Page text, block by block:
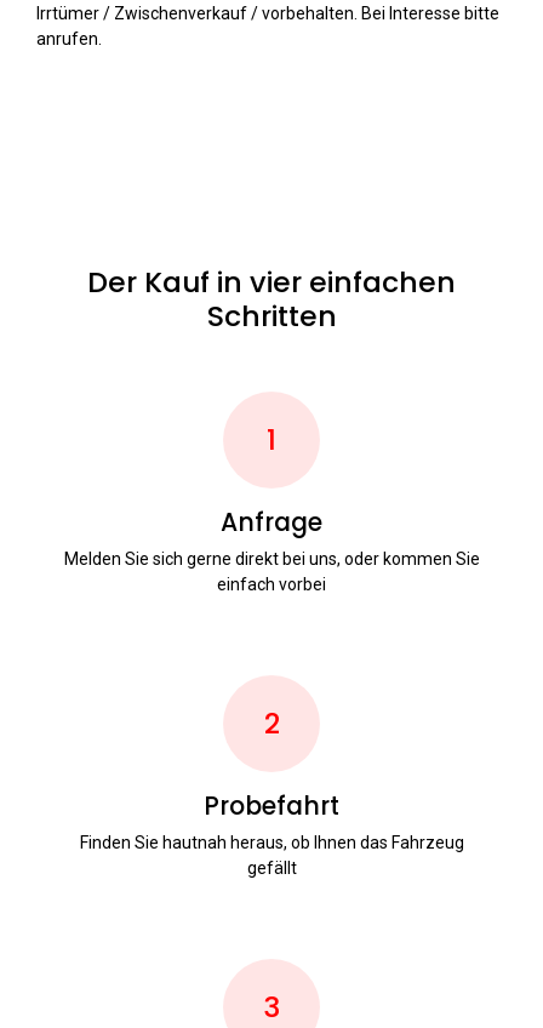
Irrtümer / Zwischenverkauf / vorbehalten. Bei Interesse bitte
anrufen.
Der Kauf in vier einfachen
Schritten
1
Anfrage
Melden Sie sich gerne direkt bei uns, oder kommen Sie
einfach vorbei
2
Probefahrt
Finden Sie hautnah heraus, ob Ihnen das Fahrzeug
gefällt
3